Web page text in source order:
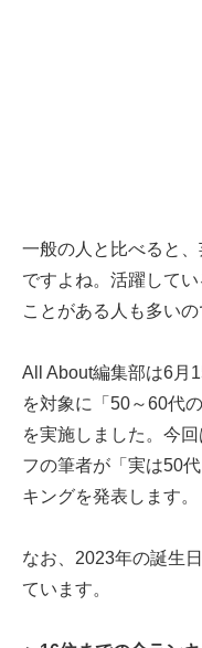
一般の人と比べると
ですよね。活躍して
ことがある人も多い
All About編集部は6月
を対象に「50～60代
を実施しました。今
フの筆者が「実は50
キングを発表します。
なお、2023年の誕生
ています。